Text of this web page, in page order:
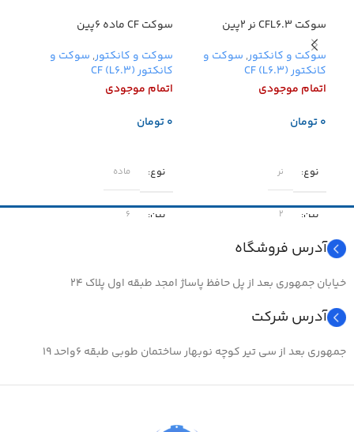
سوکت CFL6.3 نر 2پین
سوکت و کانکتور, سوکت و
کانکتور (CF (L6.3
اتمام موجودی
تومان
نوع
نر
پین ۲
جریان برق
سوکت CF ماده 6پین
سوکت و کانکتور, سوکت و
کانکتور (CF (L6.3
اتمام موجودی
تومان
نوع
ماده
پین ۶
آدرس فروشگاه
خیابان جمهوری بعد از پل حافظ پاساژ امجد طبقه اول پلاک ۲۴
آدرس شرکت
جمهوری بعد از سی تیر کوچه نوبهار ساختمان طوبی طبقه ۶واحد ۱۹